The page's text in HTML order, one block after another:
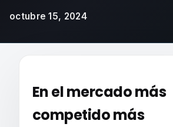
octubre 15, 2024
En el mercado más
competido más